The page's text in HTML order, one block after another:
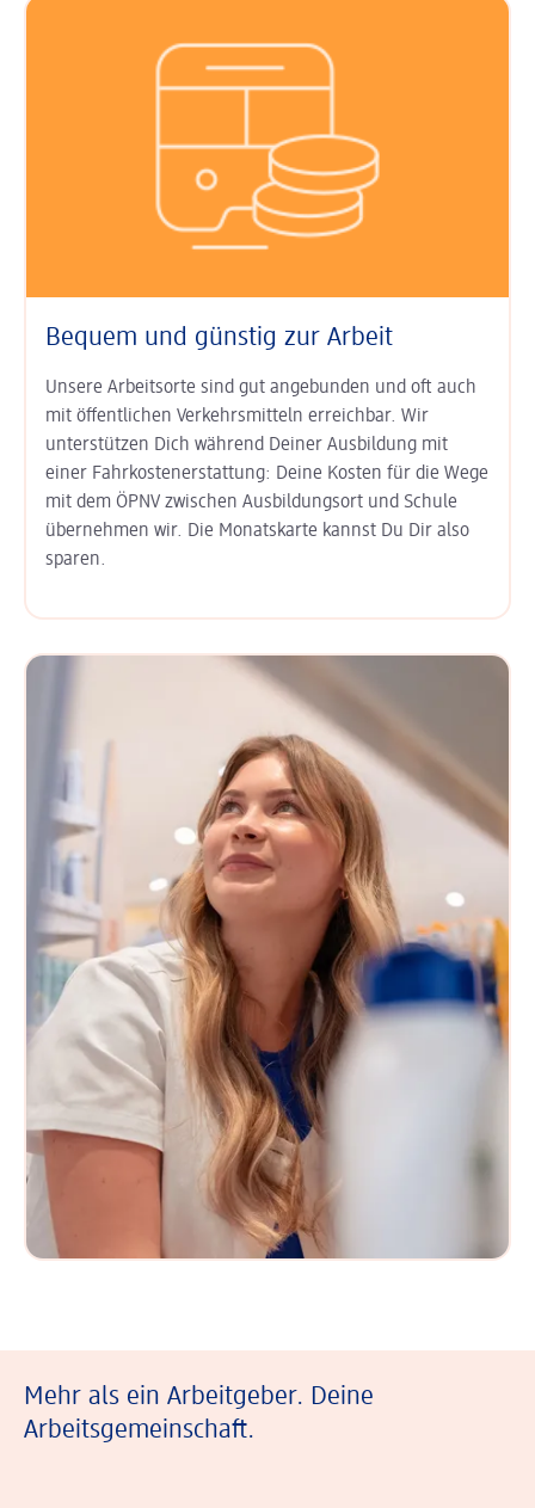
Bequem und günstig zur Arbeit
Unsere Arbeitsorte sind gut an­ge­bunden und oft auch
mit öffent­lichen Verkehrs­mitteln erreichbar. Wir
unterstützen Dich während Deiner Aus­bildung mit
einer Fahr­kosten­erstat­tung: Deine Kosten für die Wege
mit dem ÖPNV zwischen Ausbildungs­ort und Schule
übernehmen wir. Die Monats­karte kannst Du Dir also
sparen.
Mehr als ein Arbeitgeber. Deine
Arbeitsgemeinschaft.